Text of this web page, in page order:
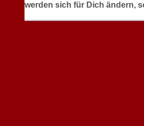
werden sich für Dich ändern,